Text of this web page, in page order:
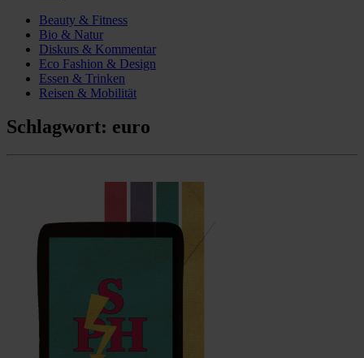
Beauty & Fitness
Bio & Natur
Diskurs & Kommentar
Eco Fashion & Design
Essen & Trinken
Reisen & Mobilität
Schlagwort: euro